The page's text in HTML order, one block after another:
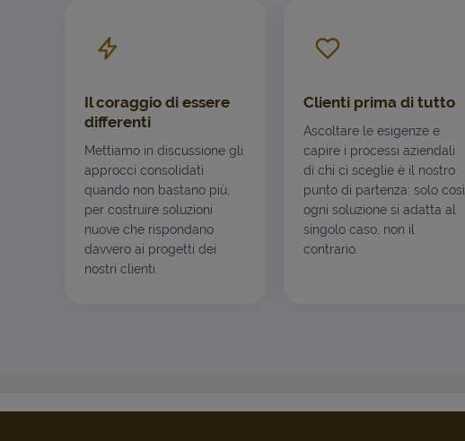
Il coraggio di essere
differenti
Mettiamo in discussione gli
approcci consolidati
quando non bastano più,
per costruire soluzioni
nuove che rispondano
davvero ai progetti dei
nostri clienti.
Clienti prima di tutto
Ascoltare le esigenze e
capire i processi aziendali
di chi ci sceglie è il nostro
punto di partenza: solo così
ogni soluzione si adatta al
singolo caso, non il
contrario.